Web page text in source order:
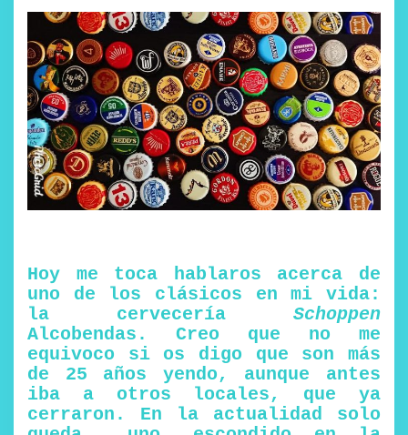
Hoy me toca hablaros acerca de
uno de los clásicos en mi vida:
la cervecería Schoppen
Alcobendas. Creo que no me
equivoco si os digo que son más
de 25 años yendo, aunque antes
iba a otros locales, que ya
cerraron. En la actualidad solo